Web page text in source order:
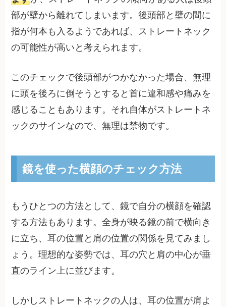
部が壁から離れてしまいます。後頭部と壁の間に
指が何本も入るようであれば、ストレートネック
の可能性が高いと考えられます。
このチェックで後頭部がつかなかった場合、無理
に頭を後ろに倒そうとすると首に違和感や痛みを
感じることもあります。それ自体がストレートネ
ックのサインなので、無理は禁物です。
鏡を使った横顔のチェック方法
もうひとつの方法として、鏡で自分の横顔を確認
する方法もあります。全身が映る鏡の前で横向き
に立ち、耳の位置と肩の位置の関係を見てみまし
ょう。理想的な姿勢では、耳の穴と肩の中心が垂
直のライン上に並びます。
しかしストレートネックの人は、耳の位置が肩よ